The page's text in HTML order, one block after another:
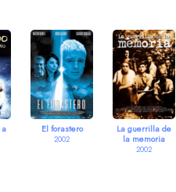
El forastero
2002
La guerrilla de
la memoria
2002